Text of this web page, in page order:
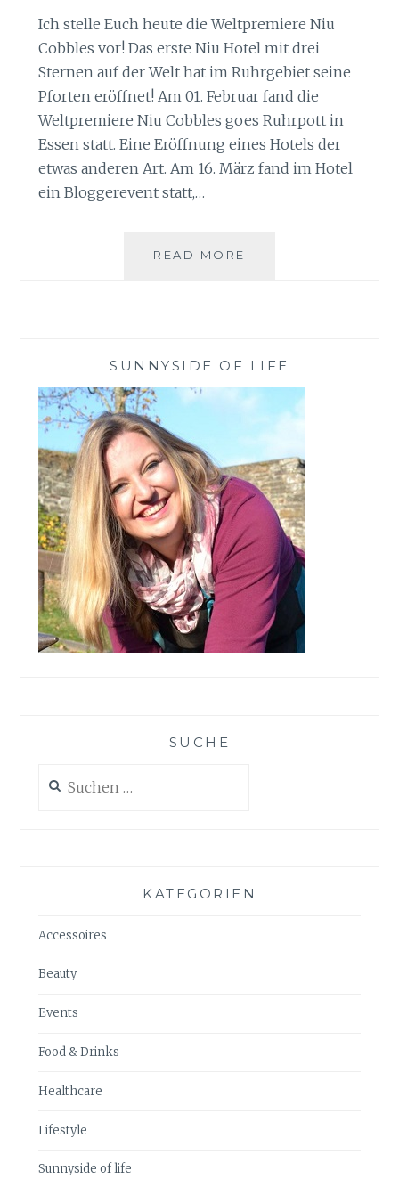
Ich stelle Euch heute die Weltpremiere Niu
Cobbles vor! Das erste Niu Hotel mit drei
Sternen auf der Welt hat im Ruhrgebiet seine
Pforten eröffnet! Am 01. Februar fand die
Weltpremiere Niu Cobbles goes Ruhrpott in
Essen statt. Eine Eröffnung eines Hotels der
etwas anderen Art. Am 16. März fand im Hotel
ein Bloggerevent statt,…
READ MORE
SUNNYSIDE OF LIFE
SUCHE
nach:
KATEGORIEN
Accessoires
Beauty
Events
Food & Drinks
Healthcare
Lifestyle
Sunnyside of life